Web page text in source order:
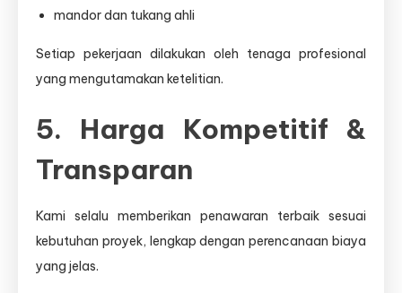
mandor dan tukang ahli
Setiap pekerjaan dilakukan oleh tenaga profesional
yang mengutamakan ketelitian.
5. Harga Kompetitif &
Transparan
Kami selalu memberikan penawaran terbaik sesuai
kebutuhan proyek, lengkap dengan perencanaan biaya
yang jelas.